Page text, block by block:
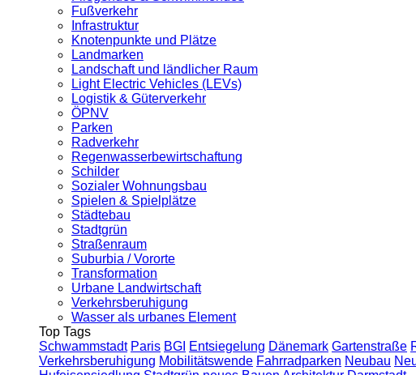
Fußverkehr
Infrastruktur
Knotenpunkte und Plätze
Landmarken
Landschaft und ländlicher Raum
Light Electric Vehicles (LEVs)
Logistik & Güterverkehr
ÖPNV
Parken
Radverkehr
Regenwasserbewirtschaftung
Schilder
Sozialer Wohnungsbau
Spielen & Spielplätze
Städtebau
Stadtgrün
Straßenraum
Suburbia / Vororte
Transformation
Urbane Landwirtschaft
Verkehrsberuhigung
Wasser als urbanes Element
Top Tags
Schwammstadt Paris BGI Entsiegelung Dänemark Gartenstraße
Verkehrsberuhigung Mobilitätswende Fahrradparken Neubau